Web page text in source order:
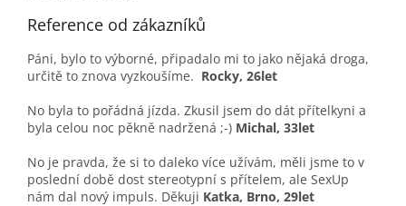
Reference od zákazníků
Páni, bylo to výborné, připadalo mi to jako nějaká droga,
určitě to znova vyzkoušíme. Rocky, 26let
No byla to pořádná jízda. Zkusil jsem do dát přítelkyni a
byla celou noc pěkně nadržená ;-) Michal, 33let
No je pravda, že si to daleko více užívám, měli jsme to v
poslední době dost stereotypní s přítelem, ale SexUp
nám dal nový impuls. Děkuji Katka, Brno, 29let